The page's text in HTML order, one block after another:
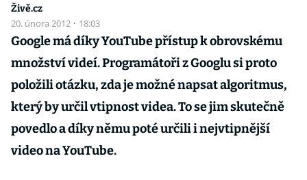
Živě.cz
20. února 2012 · 18:03
Google má díky YouTube přístup k obrovskému
množství videí. Programátoři z Googlu si proto
položili otázku, zda je možné napsat algoritmus,
který by určil vtipnost videa. To se jim skutečně
povedlo a díky němu poté určili i nejvtipnější
video na YouTube.